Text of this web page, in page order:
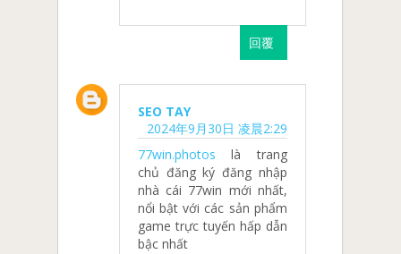
回覆
SEO TAY
2024年9月30日 凌晨2:29
77win.photos là trang
chủ đăng ký đăng nhập
nhà cái 77win mới nhất,
nổi bật với các sản phẩm
game trực tuyến hấp dẫn
bậc nhất